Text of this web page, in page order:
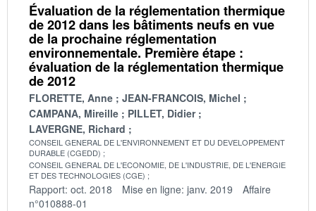
Évaluation de la réglementation thermique
de 2012 dans les bâtiments neufs en vue
de la prochaine réglementation
environnementale. Première étape :
évaluation de la réglementation thermique
de 2012
FLORETTE, Anne
JEAN-FRANCOIS, Michel
CAMPANA, Mireille
PILLET, Didier
LAVERGNE, Richard
CONSEIL GENERAL DE L'ENVIRONNEMENT ET DU DEVELOPPEMENT
DURABLE (CGEDD)
CONSEIL GENERAL DE L'ECONOMIE, DE L'INDUSTRIE, DE L'ENERGIE
ET DES TECHNOLOGIES (CGE)
Rapport: oct. 2018 Mise en ligne: janv. 2019
Affaire
n°010888-01